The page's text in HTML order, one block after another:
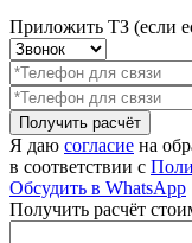
Приложить ТЗ (если
Получить расчёт
Я даю согласие на
в соответствии с
Обсудить в WhatsApp
Получить расчёт